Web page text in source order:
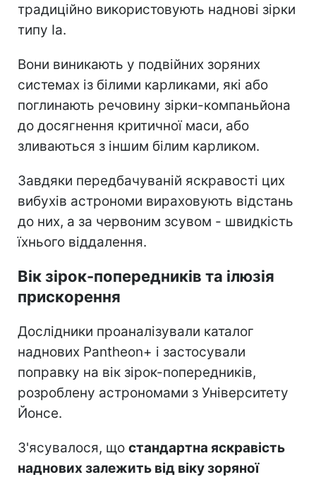
традиційно використовують наднові зірки
типу Ia.
Вони виникають у подвійних зоряних
системах із білими карликами, які або
поглинають речовину зірки-компаньйона
до досягнення критичної маси, або
зливаються з іншим білим карликом.
Завдяки передбачуваній яскравості цих
вибухів астрономи вираховують відстань
до них, а за червоним зсувом - швидкість
їхнього віддалення.
Вік зірок-попередників та ілюзія
прискорення
Дослідники проаналізували каталог
наднових Pantheon+ і застосували
поправку на вік зірок-попередників,
розроблену астрономами з Університету
Йонсе.
З'ясувалося, що стандартна яскравість
наднових залежить від віку зоряної